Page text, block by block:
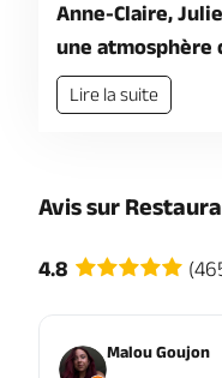
Anne-Claire,
une atmosphère
Lire la suite
Avis sur
4.8
Malou Goujon